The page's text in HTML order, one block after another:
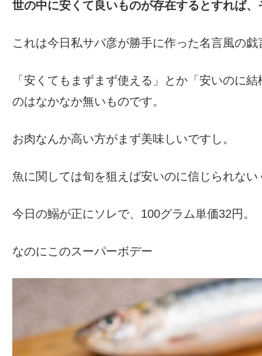
世の中に安くて良いものが存在するとすれば
これは今日私サバ彦が勝手に作った名言風の
「安くてもまずまず使える」とか「安いのに
のはなかなか無いものです。
お肉なんか高い方がまず美味しいですし。
魚に関しては旬を狙えば安いのに信じられな
今日の鰯が正にソレで、100グラム単価32円。
なのにこのスーパーボデー